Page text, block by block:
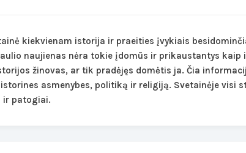
kiekvienam istorija ir praeities įvykiais
naujienas nėra tokie įdomūs ir prikaustantys
žinovas, ar tik pradėjęs domėtis ja. Čia
asmenybes, politiką ir religiją. Svetainėje visi
ir patogiai.